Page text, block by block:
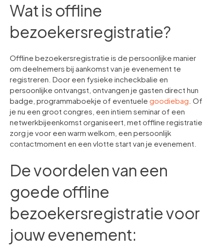
Wat is offline
bezoekersregistratie?
Offline bezoekersregistratie is de persoonlijke manier
om deelnemers bij aankomst van je evenement te
registreren. Door een fysieke incheckbalie en
persoonlijke ontvangst, ontvangen je gasten direct hun
badge, programmaboekje of eventuele goodiebag . Of
je nu een groot congres, een intiem seminar of een
netwerkbijeenkomst organiseert, met offline registratie
zorg je voor een warm welkom, een persoonlijk
contactmoment en een vlotte start van je evenement.
De voordelen van een
goede offline
bezoekersregistratie voor
jouw evenement: